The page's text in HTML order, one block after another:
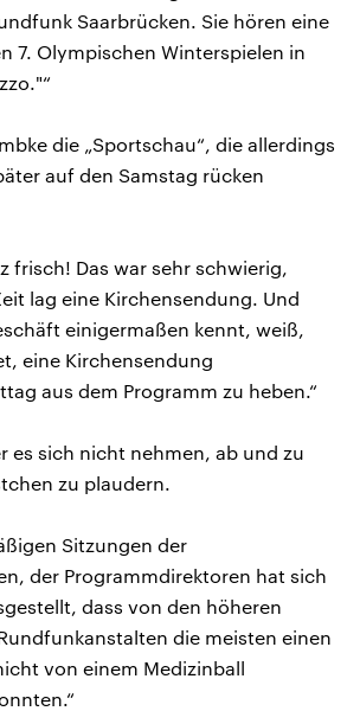
Saarbrücken. Sie hören eine
7. Olympischen Winterspielen in
die „Sportschau“, die allerdings
auf den Samstag rücken
frisch! Das war sehr schwierig,
lag eine Kirchensendung. Und
einigermaßen kennt, weiß,
eine Kirchensendung
aus dem Programm zu heben.“
es sich nicht nehmen, ab und zu
zu plaudern.
Sitzungen der
der Programmdirektoren hat sich
dass von den höheren
die meisten einen
von einem Medizinball